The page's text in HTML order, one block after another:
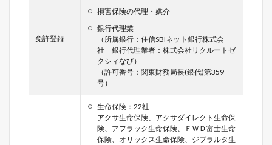
免許登録
損害保険の代理・媒介
銀行代理業
（所属銀行：住信SBIネット銀行株式会
社 銀行代理業者：株式会社リクルートゼ
クシィなび）
（許可番号：関東財務局長(銀代)第359
号）
生命保険：22社
アクサ生命保険、アクサダイレクト生命保
険、アフラック生命保険、ＦＷＤ富士生命
保険、オリックス生命保険、ジブラルタ生